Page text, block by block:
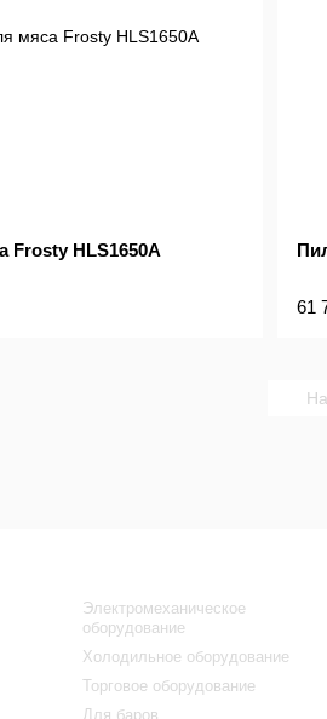
Frosty HLS1650A
61
Электромеханическое
оборудование
Холодильное оборудование
Торговое оборудование
Для баров